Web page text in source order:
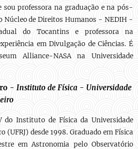
professora na graduação e na pós-
Núcleo de Direitos Humanos - NEDIH -
do Tocantins e professora na
em Divulgação de Ciências. É
Alliance-NASA na Universidade
- Instituto de Física - Universidade
do Instituto de Física da Universidade
(UFRJ) desde 1998. Graduado em Física
em Astronomia pelo Observatório